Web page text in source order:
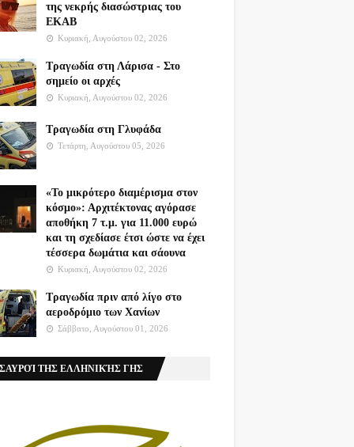
της νεκρής διασώστριας του
ΕΚΑΒ
Κυριακή, Αυγούστου 02, 2026
Τραγωδία στη Λάρισα - Στο
σημείο οι αρχές
Κυριακή, Αυγούστου 02, 2026
Τραγωδία στη Γλυφάδα
Τετάρτη, Αυγούστου 05, 2026
«Το μικρότερο διαμέρισμα στον
κόσμο»: Αρχιτέκτονας αγόρασε
αποθήκη 7 τ.μ. για 11.000 ευρώ
και τη σχεδίασε έτσι ώστε να έχει
τέσσερα δωμάτια και σάουνα
Κυριακή, Αυγούστου 02, 2026
Τραγωδία πριν από λίγο στο
αεροδρόμιο των Χανίων
Σάββατο, Αυγούστου 01, 2026
ΤΗΣ ΕΛΛΗΝΙΚΉΣ ΓΗΣ